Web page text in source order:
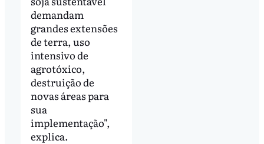
demandam
grandes extensões
de terra, uso
intensivo de
agrotóxico,
destruição de
novas áreas para
sua
implementação",
explica.